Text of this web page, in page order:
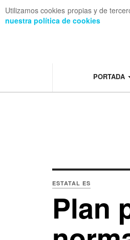
Utilizamos cookies propias y de
nuestra política de cookies
PORTADA
ESTATAL ES
Plan